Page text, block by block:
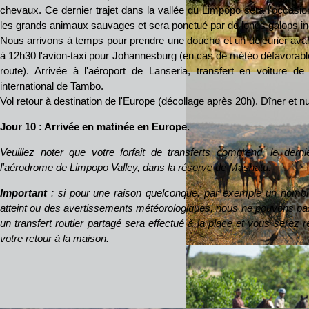
chevaux. Ce dernier trajet dans la vallée du Limpopo sera
les grands animaux sauvages et sera ponctué par de longs galops
Nous arrivons à temps pour prendre une douche et un déjeuner
à 12h30 l'avion-taxi pour Johannesburg (en cas de météo
route). Arrivée à l'aéroport de Lanseria, transfert en voiture
international de Tambo.
Vol retour à destination de l'Europe (décollage après 20h). Dîner et
Jour 10 : Arrivée en matinée en Europe.
Veuillez noter que votre forfait de transferts comprend, le
l'aérodrome de Limpopo Valley, dans la réserve de Mashatu.
Important: si pour une raison quelconque, par exemple un
atteint ou des avertissements météorologiques, nous ne pouvons
un transfert routier partagé sera effectué à la place et vous serez
votre retour à la maison.